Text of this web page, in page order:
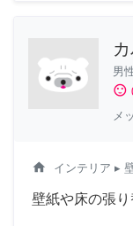
男
sentiment_satisfied
メ
home インテリア ▸
壁紙や床の張り